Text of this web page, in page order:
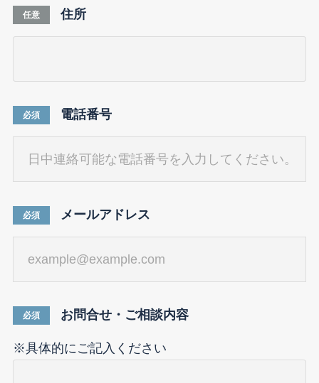
任意 住所
必須 電話番号
必須 メールアドレス
必須 お問合せ・ご相談内容
※具体的にご記入ください